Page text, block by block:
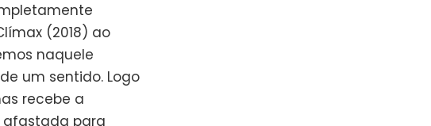
(2018) ao
naquele
um sentido. Logo
recebe a
afastada para